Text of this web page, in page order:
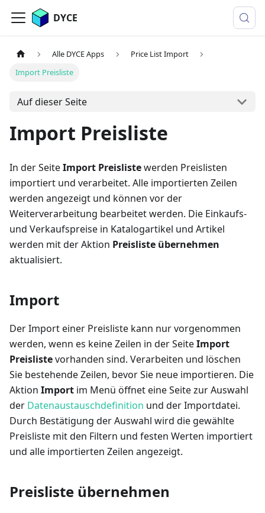
DYCE
Alle DYCE Apps
Price List Import
Import Preisliste
Auf dieser Seite
Import Preisliste
In der SeiteImport Preislistewerden Preislisten
importiert und verarbeitet. Alle importierten Zeilen
werden angezeigt und können vor der
Weiterverarbeitung bearbeitet werden. Die Einkaufs-
und Verkaufspreise in Katalogartikel und Artikel
werden mit der Aktion Preisliste übernehmen
aktualisiert.
Import
Der Import einer Preisliste kann nur vorgenommen
werden, wenn es keine Zeilen in der SeiteImport
Preislistevorhanden sind. Verarbeiten und löschen
Sie bestehende Zeilen, bevor Sie neue importieren. Die
Aktion Import im Menü öffnet eine Seite zur Auswahl
der Datenaustauschdefinition und der Importdatei.
Durch Bestätigung der Auswahl wird die gewählte
Preisliste mit den Filtern und festen Werten importiert
und alle importierten Zeilen angezeigt.
Preisliste übernehmen